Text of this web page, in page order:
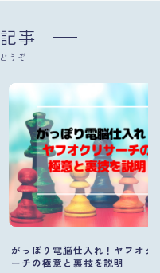
事
うぞ
がっぽり電脳仕入れ！ヤフオク
ーチの極意と裏技を説明